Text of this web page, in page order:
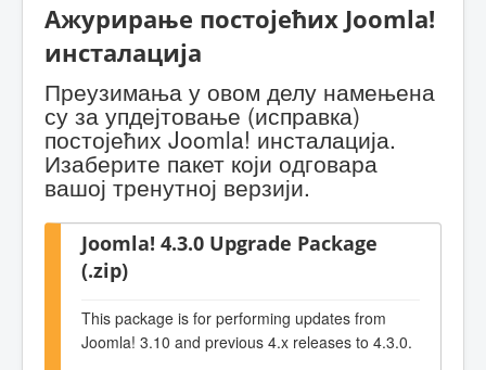
Ажурирање постојећих Joomla!
инсталација
Преузимања у овом делу намењена
су за упдејтовање (исправка)
постојећих Joomla! инсталација.
Изаберите пакет који одговара
вашој тренутној верзији.
Joomla! 4.3.0 Upgrade Package
(.zip)
This package is for performing updates from
Joomla! 3.10 and previous 4.x releases to 4.3.0.